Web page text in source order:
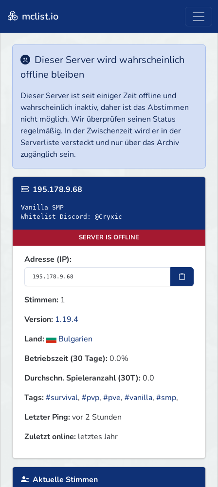
mclist.io
Dieser Server wird wahrscheinlich
offline bleiben
Dieser Server ist seit einiger Zeit offline und
wahrscheinlich inaktiv, daher ist das Abstimmen
nicht möglich. Wir überprüfen seinen Status
regelmäßig. In der Zwischenzeit wird er in der
Serverliste versteckt und nur über das Archiv
zugänglich sein.
195.178.9.68
Vanilla SMP
Whitelist Discord: @Cryxic
SERVER IS OFFLINE
Adresse (IP):
Stimmen: 1
Version: 1.19.4
Land:
Bulgarien
Betriebszeit (30 Tage):0.0%
Durchschn. Spieleranzahl (30T):0.0
Tags:#survival, #pvp, #pve, #vanilla, #smp,
Letzter Ping:vor 2 Stunden
Zuletzt online: letztes Jahr
Aktuelle Stimmen